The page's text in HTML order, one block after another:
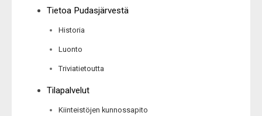
Tietoa Pudasjärvestä
Historia
Luonto
Triviatietoutta
Tilapalvelut
Kiinteistöjen kunnossapito